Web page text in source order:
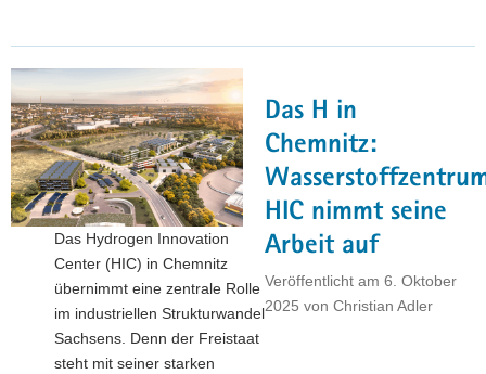
Dirk
Panter
auf
Transformationsreise
durch
Sachsen"
Das H in
Chemnitz:
HIC nimmt seine
Arbeit auf
Veröffentlicht am 6. Oktober
2025 von Christian Adler
Das Hydrogen Innovation
Center (HIC) in Chemnitz
übernimmt eine zentrale Rolle
im industriellen Strukturwandel
Sachsens. Denn der Freistaat
steht mit seiner starken